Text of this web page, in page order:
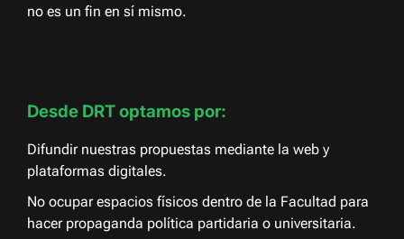
no es un fin en sí mismo.
Desde DRT optamos por:
Difundir nuestras propuestas mediante la web y
plataformas digitales.
No ocupar espacios físicos dentro de la Facultad para
hacer propaganda política partidaria o universitaria.